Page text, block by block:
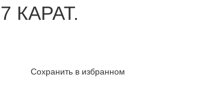
КАРАТ.
Сохранить в избранном